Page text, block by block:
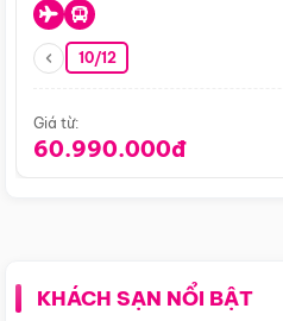
10/12
Giá từ:
60.990.000đ
KHÁCH SẠN NỔI BẬT